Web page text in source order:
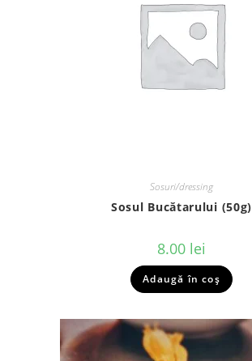
Sosuri/dressing
Sosul Bucătarului (50g)
8.00 lei
Adaugă în coș